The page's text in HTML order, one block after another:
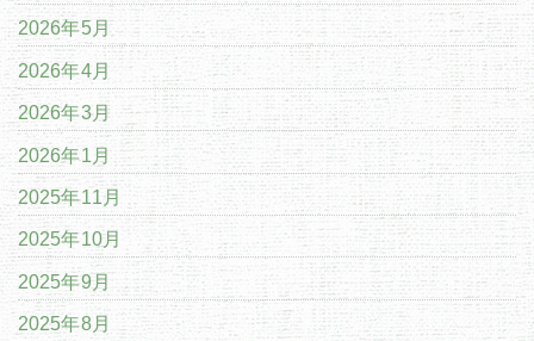
2026年5月
2026年4月
2026年3月
2026年1月
2025年11月
2025年10月
2025年9月
2025年8月